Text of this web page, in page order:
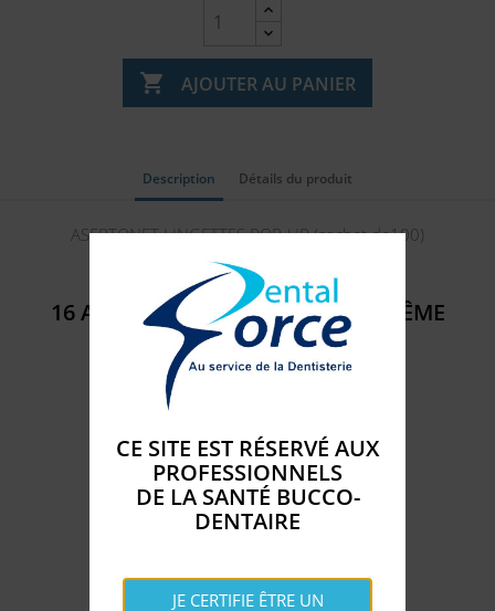
 AJOUTER AU PANIER
Description Détails du produit
ASEPTONET LINGETTES POP-UP (sachet de100)
16 AUTRES PRODUITS DANS LA MÊME
CATÉGORIE :
CE SITE EST RÉSERVÉ AUX
PROFESSIONNELS
DE LA SANTÉ BUCCO-
DENTAIRE
JE CERTIFIE ÊTRE UN